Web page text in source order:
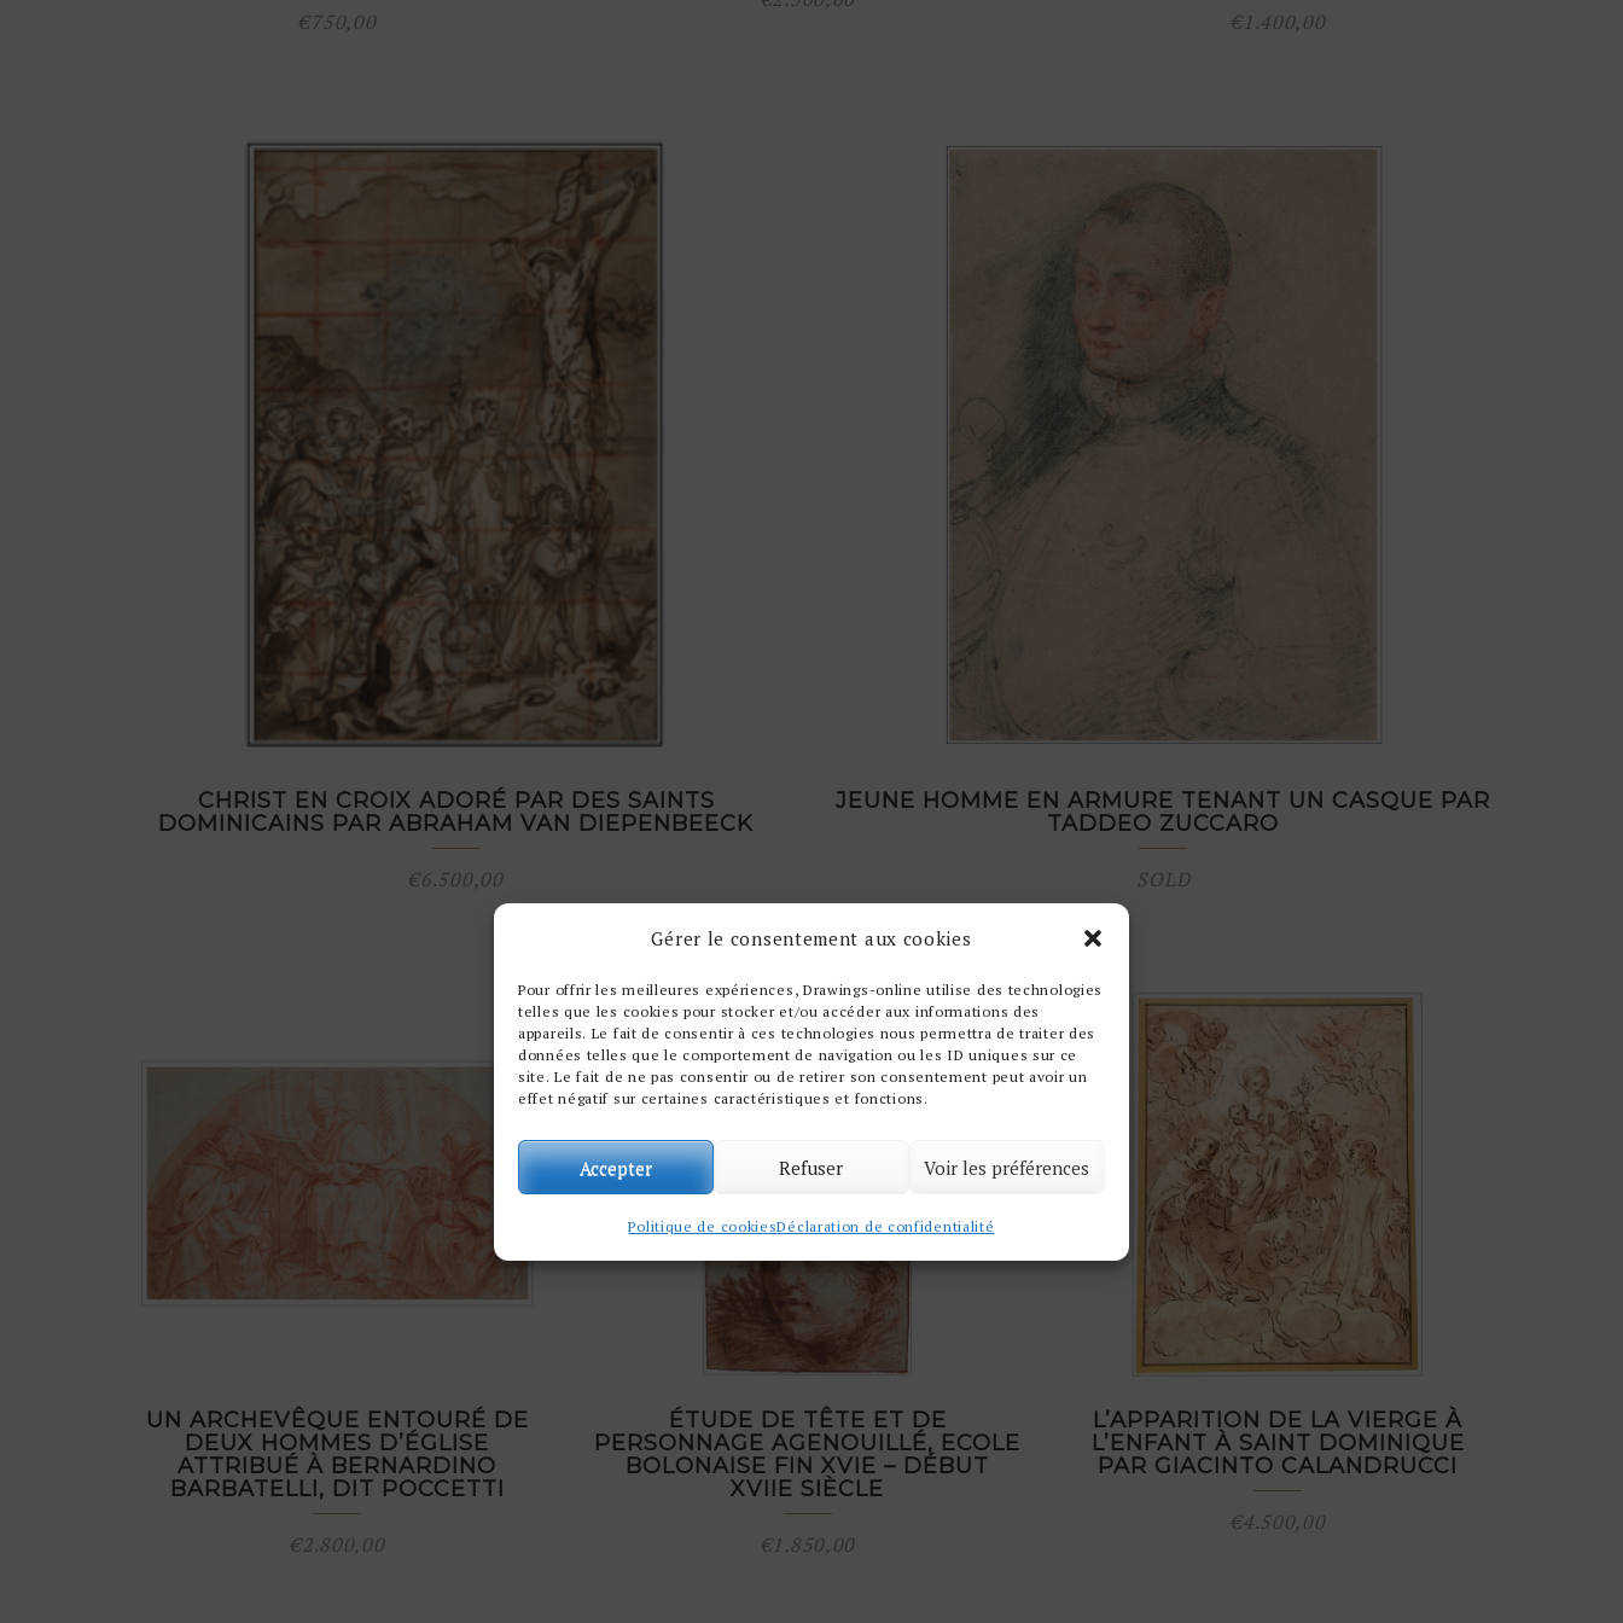
Gérer le consentement aux cookies
Pour offrir les meilleures expériences, Drawings-online utilise des technologies
telles que les cookies pour stocker et/ou accéder aux informations des
appareils. Le fait de consentir à ces technologies nous permettra de traiter des
données telles que le comportement de navigation ou les ID uniques sur ce
site. Le fait de ne pas consentir ou de retirer son consentement peut avoir un
effet négatif sur certaines caractéristiques et fonctions.
Accepter Refuser Voir les préférences
Politique de cookiesDéclaration de confidentialité
€750,00
€1.400,00
CHRIST EN CROIX ADORÉ PAR DES SAINTS
DOMINICAINS PAR ABRAHAM VAN DIEPENBEECK
€6.500,00
JEUNE HOMME EN ARMURE TENANT UN CASQUE PAR
TADDEO ZUCCARO
SOLD
UN ARCHEVÊQUE ENTOURÉ DE
DEUX HOMMES D’ÉGLISE
ATTRIBUÉ À BERNARDINO
BARBATELLI, DIT POCCETTI
€2.800,00
ÉTUDE DE TÊTE ET DE
PERSONNAGE AGENOUILLÉ, ECOLE
BOLONAISE FIN XVIE – DÉBUT
XVIIE SIÈCLE
€1.850,00
L’APPARITION DE LA VIERGE À
L’ENFANT À SAINT DOMINIQUE
PAR GIACINTO CALANDRUCCI
€4.500,00